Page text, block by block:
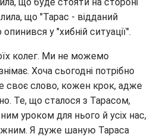
що буде стояти на стороні
що "Тарас - відданий
у "хибній ситуації".
колег. Ми не можемо
Хоча сьогодні потрібно
своє слово, кожен крок, адже
Те, що сталося з Тарасом,
уроком для нього й усіх нас,
Я дуже шаную Тараса